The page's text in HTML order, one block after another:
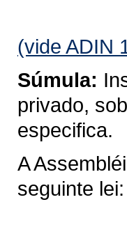
(vide ADIN
Súmula:
privado,
especifica.
A
seguinte lei: